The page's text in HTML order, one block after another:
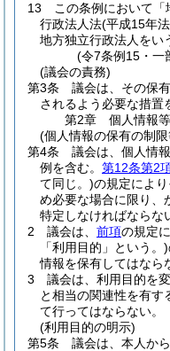
13
この条例において
行政法人法(平成15年
地方独立行政法人をい
(令7条例15・一
(議会の責務)
第3条
議会は、その保
されるよう必要な措置
第2章
個人情報
(個人情報の保有の制
第4条
議会は、個人情
例を含む。 第12条第2
て同じ。)の規定によ
め必要な場合に限り、
特定しなければならな
2
議会は、 前項の規定
「利用目的」という。)
情報を保有してはなら
3
議会は、利用目的を
と相当の関連性を有す
て行ってはならない。
(利用目的の明示)
第5条
議会は、本人か